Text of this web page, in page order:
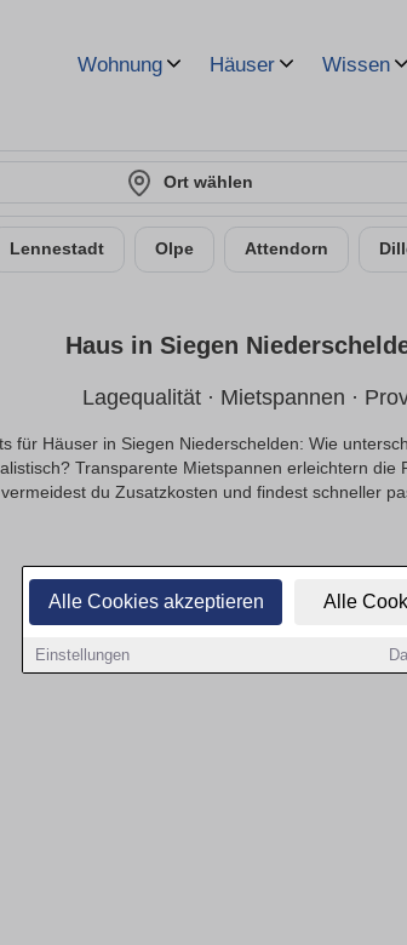
Alle Cookies akzeptieren Alle
Einstellungen
Wohnung Häuser Wissen
Ort wählen
Lennestadt Olpe Attendorn
Haus in Siegen
Lagequalität · Mietspannen ·
für Häuser in Siegen Niederschelden: Wie
Transparente Mietspannen erleichtern
vermeidest du Zusatzkosten und findest schneller